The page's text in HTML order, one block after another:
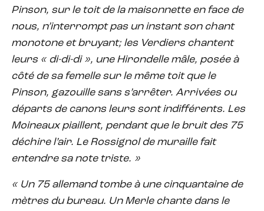
Pinson, sur le toit de la maisonnette en face de
nous, n’interrompt pas un instant son chant
monotone et bruyant; les Verdiers chantent
leurs « di-di-di », une Hirondelle mâle, posée à
côté de sa femelle sur le même toit que le
Pinson, gazouille sans s’arrêter. Arrivées ou
départs de canons leurs sont indifférents. Les
Moineaux piaillent, pendant que le bruit des 75
déchire l’air. Le Rossignol de muraille fait
entendre sa note triste. »
« Un 75 allemand tombe à une cinquantaine de
mètres du bureau. Un Merle chante dans le